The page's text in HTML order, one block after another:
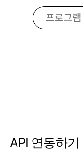
API 연동하기